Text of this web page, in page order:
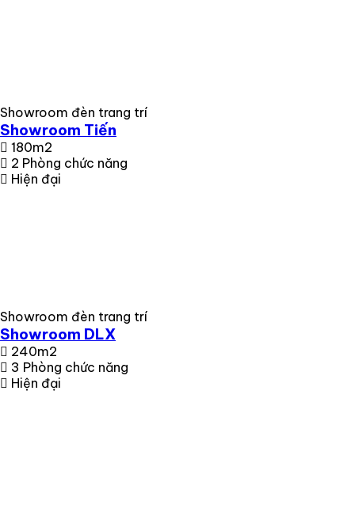
Showroom đèn trang trí
Showroom Tiến
180m2
2 Phòng chức năng
Hiện đại
Showroom đèn trang trí
Showroom DLX
240m2
3 Phòng chức năng
Hiện đại